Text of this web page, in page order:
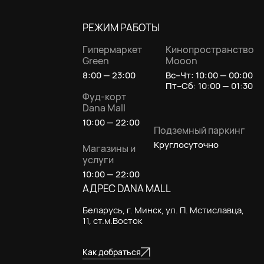
РЕЖИМ РАБОТЫ
Гипермаркет
Green
8:00 — 23:00
Фуд-корт
Dana Mall
10:00 — 22:00
Магазины и
услуги
10:00 — 22:00
Подземный паркинг
Круглосуточно
Кинопространство
Mooon
Вс–Чт: 10:00 — 00:00
Пт–Сб: 10:00 — 01:30
АДРЕС DANA MALL
Беларусь, г. Минск, ул. П. Мстиславца,
11, ст.м.Восток
Как добраться